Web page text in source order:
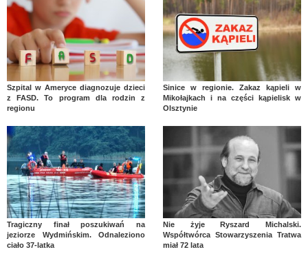
Szpital w Ameryce diagnozuje dzieci
z FASD. To program dla rodzin z
regionu
Sinice w regionie. Zakaz kąpieli w
Mikołajkach i na części kąpielisk w
Olsztynie
Tragiczny finał poszukiwań na
jeziorze Wydmińskim. Odnaleziono
ciało 37-latka
Nie żyje Ryszard Michalski.
Współtwórca Stowarzyszenia Tratwa
miał 72 lata